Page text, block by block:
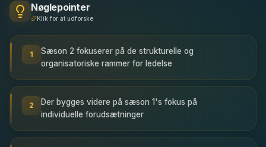
Nøglepointer
Klik for at udforske
1
Sæson 2 fokuserer på de strukturelle og
organisatoriske rammer for ledelse
2
Der bygges videre på sæson 1's fokus på
individuelle forudsætninger